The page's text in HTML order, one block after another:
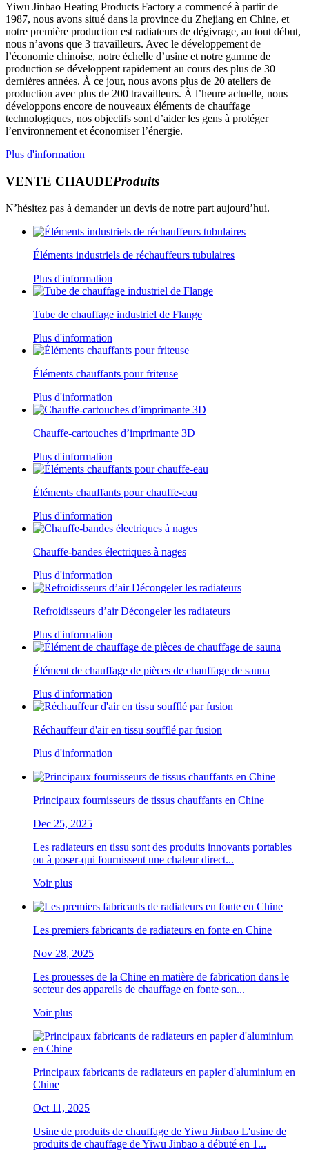
Yiwu Jinbao Heating Products Factory a commencé à partir de
1987, nous avons situé dans la province du Zhejiang en Chine, et
notre première production est radiateurs de dégivrage, au tout début,
nous n’avons que 3 travailleurs. Avec le développement de
l’économie chinoise, notre échelle d’usine et notre gamme de
production se développent rapidement au cours des plus de 30
dernières années. À ce jour, nous avons plus de 20 ateliers de
production avec plus de 200 travailleurs. À l’heure actuelle, nous
développons encore de nouveaux éléments de chauffage
technologiques, nos objectifs sont d’aider les gens à protéger
l’environnement et économiser l’énergie.
Plus d'information
VENTE CHAUDEProduits
N’hésitez pas à demander un devis de notre part aujourd’hui.
Éléments industriels de réchauffeurs tubulaires
Plus d'information
Tube de chauffage industriel de Flange
Plus d'information
Éléments chauffants pour friteuse
Plus d'information
Chauffe-cartouches d’imprimante 3D
Plus d'information
Éléments chauffants pour chauffe-eau
Plus d'information
Chauffe-bandes électriques à nages
Plus d'information
Refroidisseurs d’air Décongeler les radiateurs
Plus d'information
Élément de chauffage de pièces de chauffage de sauna
Plus d'information
Réchauffeur d'air en tissu soufflé par fusion
Plus d'information
Principaux fournisseurs de tissus chauffants en Chine
Dec 25, 2025
Les radiateurs en tissu sont des produits innovants portables
ou à poser-qui fournissent une chaleur direct...
Voir plus
Les premiers fabricants de radiateurs en fonte en Chine
Nov 28, 2025
Les prouesses de la Chine en matière de fabrication dans le
secteur des appareils de chauffage en fonte son...
Voir plus
Principaux fabricants de radiateurs en papier d'aluminium en
Chine
Oct 11, 2025
Usine de produits de chauffage de Yiwu Jinbao L'usine de
produits de chauffage de Yiwu Jinbao a débuté en 1...